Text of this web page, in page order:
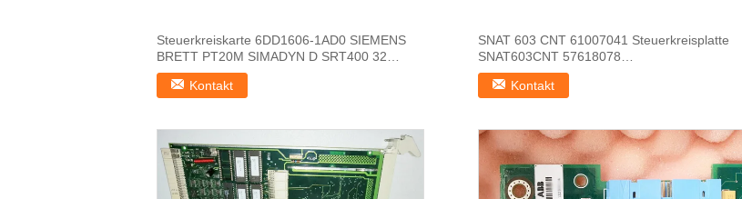
Steuerkreiskarte 6DD1606-1AD0 SIEMENS
BRETT PT20M SIMADYN D SRT400 32
Bit/32MHz Schnelle Details der ...
Kontakt
SNAT 603 CNT 61007041 Steuerkreisplatte
SNAT603CNT 57618078
Produktinformationen zu:SNAT-603-CNT ...
Kontakt